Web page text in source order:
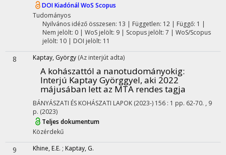
DOIKiadónálWoS Scopus
Tudományos
Nyilvános idéző összesen: 13 | Független: 12 | Függő: 1 |
Nem jelölt: 0 | WoS jelölt: 9 | Scopus jelölt: 7 | WoS/Scopus
jelölt: 10 | DOI jelölt: 11
8 Kaptay, György (Az interjút adta)
A kohászattól a nanotudományokig:
Interjú Kaptay Györggyel, aki 2022
májusában lett az MTA rendes tagja
BÁNYÁSZATI ÉS KOHÁSZATI LAPOK (2023-) 156 : 1 pp. 62-70. , 9
p. (2023)
Teljes dokumentum
Közérdekű
9 Khine, E.E. ; Kaptay, G.